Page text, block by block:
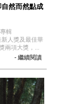
然而然點成
輯
新人獎及最佳華
兩項大獎，...
- 繼續閱讀